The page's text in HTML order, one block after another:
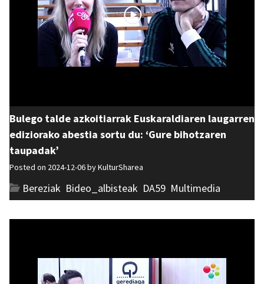
Bulego talde azkoitiarrak Euskaraldiaren laugarren
ediziorako abestia sortu du: ‘Gure bihotzaren
taupadak’
Posted on 2024-12-06 byKulturSharea
Bereziak Bideo_albisteak DA59 Multimedia